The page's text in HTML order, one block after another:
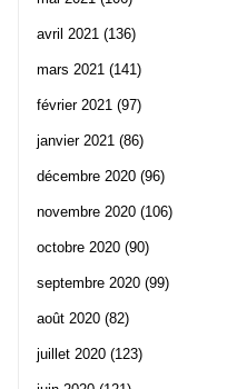
avril 2021 (136)
mars 2021 (141)
février 2021 (97)
janvier 2021 (86)
décembre 2020 (96)
novembre 2020 (106)
octobre 2020 (90)
septembre 2020 (99)
août 2020 (82)
juillet 2020 (123)